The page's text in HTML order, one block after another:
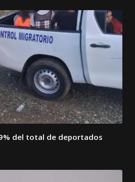
del total de deportados